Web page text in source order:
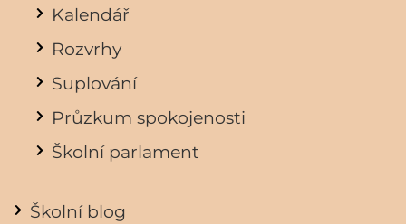
Kalendář
Rozvrhy
Suplování
Průzkum spokojenosti
Školní parlament
Školní blog